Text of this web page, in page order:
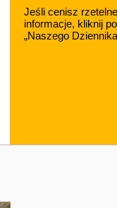
Jeśli cenisz rzetelne
informacje, kliknij
„Naszego